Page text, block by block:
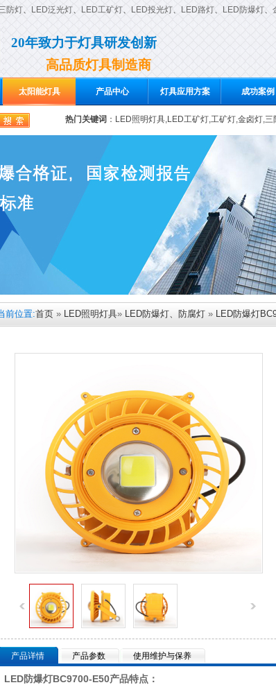
防灯、 LED泛光灯、 LED工矿灯、 LED投光灯、 LED路灯、 LED防爆灯、
20年致力于灯具研发创新
高品质灯具制造商
太阳能灯具 产品中心 灯具应用方案 成功案例
热门关键词 ： LED照明灯具,LED工矿灯,工矿灯,金卤灯,
前位置:首页 » LED照明灯具» LED防爆灯、防腐灯 » LED防爆灯
产品详情 产品参数 使用维护与保养
LED防爆灯BC9700-E50产品特点：